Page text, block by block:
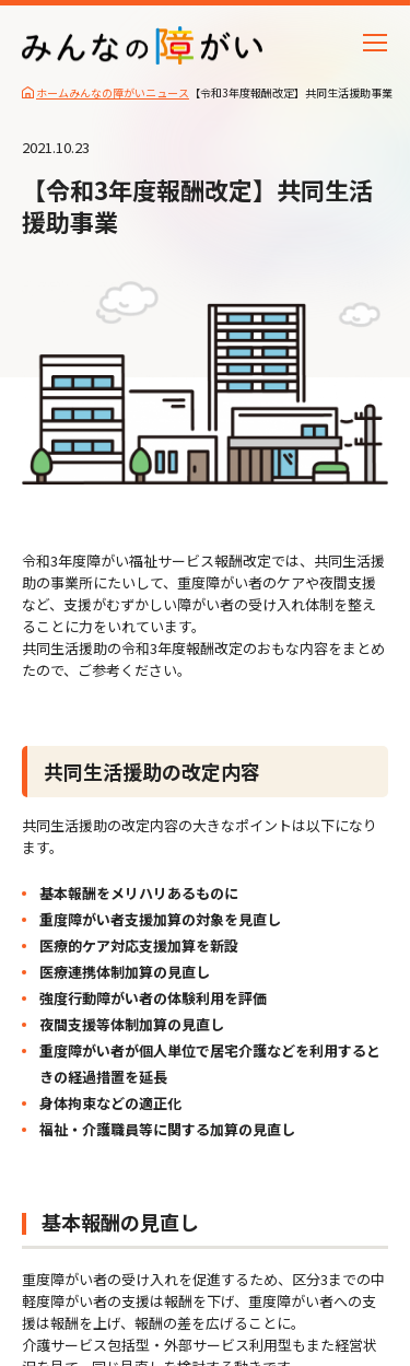
ホームみんなの障がいニュース 【令和3年度報酬改定】共同生活援助事業
2021.10.23
【令和3年度報酬改定】共同生活
援助事業
令和3年度障がい福祉サービス報酬改定では、共同生活援
助の事業所にたいして、重度障がい者のケアや夜間支援
など、支援がむずかしい障がい者の受け入れ体制を整え
ることに力をいれています。
共同生活援助の令和3年度報酬改定のおもな内容をまとめ
たので、ご参考ください。
共同生活援助の改定内容
共同生活援助の改定内容の大きなポイントは以下になり
ます。
基本報酬をメリハリあるものに
重度障がい者支援加算の対象を見直し
医療的ケア対応支援加算を新設
医療連携体制加算の見直し
強度行動障がい者の体験利用を評価
夜間支援等体制加算の見直し
重度障がい者が個人単位で居宅介護などを利用すると
きの経過措置を延長
身体拘束などの適正化
福祉・介護職員等に関する加算の見直し
基本報酬の見直し
重度障がい者の受け入れを促進するため、区分3までの中
軽度障がい者の支援は報酬を下げ、重度障がい者への支
援は報酬を上げ、報酬の差を広げることに。
介護サービス包括型・外部サービス利用型もまた経営状